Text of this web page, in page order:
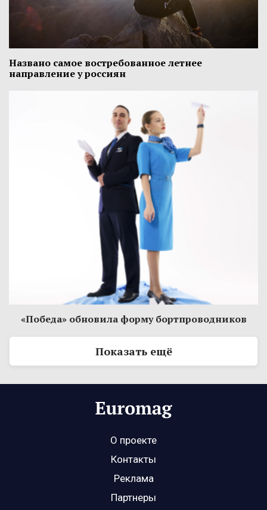
Названо самое востребованное летнее
направление у россиян
«Победа» обновила форму бортпроводников
Показать ещё
О проекте
Контакты
Реклама
Партнеры